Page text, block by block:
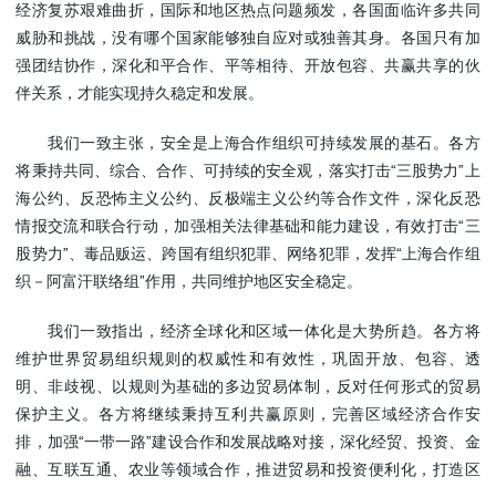
经济复苏艰难曲折，国际和地区热点问题频发，各国面临许多共同
威胁和挑战，没有哪个国家能够独自应对或独善其身。各国只有加
强团结协作，深化和平合作、平等相待、开放包容、共赢共享的伙
伴关系，才能实现持久稳定和发展。
我们一致主张，安全是上海合作组织可持续发展的基石。各方
将秉持共同、综合、合作、可持续的安全观，落实打击“三股势力”上
海公约、反恐怖主义公约、反极端主义公约等合作文件，深化反恐
情报交流和联合行动，加强相关法律基础和能力建设，有效打击“三
股势力”、毒品贩运、跨国有组织犯罪、网络犯罪，发挥“上海合作组
织－阿富汗联络组”作用，共同维护地区安全稳定。
我们一致指出，经济全球化和区域一体化是大势所趋。各方将
维护世界贸易组织规则的权威性和有效性，巩固开放、包容、透
明、非歧视、以规则为基础的多边贸易体制，反对任何形式的贸易
保护主义。各方将继续秉持互利共赢原则，完善区域经济合作安
排，加强“一带一路”建设合作和发展战略对接，深化经贸、投资、金
融、互联互通、农业等领域合作，推进贸易和投资便利化，打造区